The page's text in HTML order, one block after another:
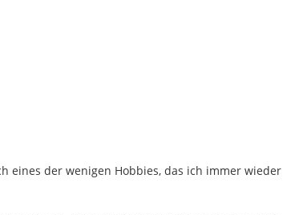
eines der wenigen Hobbies, das ich immer wieder